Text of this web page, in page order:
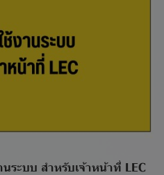
ระบบ สำหรับเจ้าหน้าที่ LEC